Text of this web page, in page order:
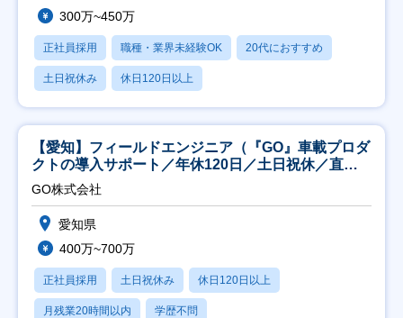
300万~450万
正社員採用 職種・業界未経験OK 20代におすすめ
土日祝休み 休日120日以上
【愛知】フィールドエンジニア（『GO』車載プロダ
クトの導入サポート／年休120日／土日祝休／直行
直帰
GO株式会社
愛知県
400万~700万
正社員採用 土日祝休み 休日120日以上
月残業20時間以内 学歴不問